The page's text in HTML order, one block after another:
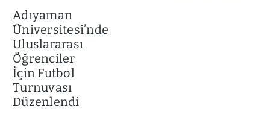
Adıyaman
Üniversitesi’nde
Uluslararası
Öğrenciler
İçin Futbol
Turnuvası
Düzenlendi